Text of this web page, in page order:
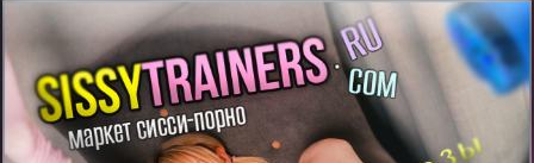
a
m
p
p
и
т
ь